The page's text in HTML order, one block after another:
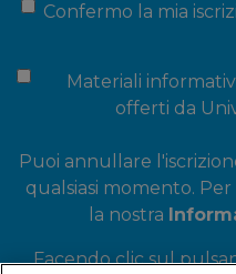
Confermo la mia
Materiali
offerti da
Puoi annullare
qualsiasi momento.
la nostra
Facendo clic sul